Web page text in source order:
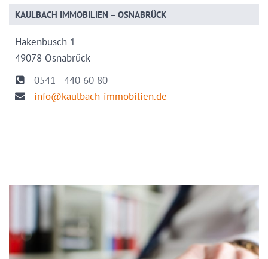
KAULBACH IMMOBILIEN – OSNABRÜCK
Hakenbusch 1
49078 Osnabrück
0541 - 440 60 80
info@kaulbach-immobilien.de